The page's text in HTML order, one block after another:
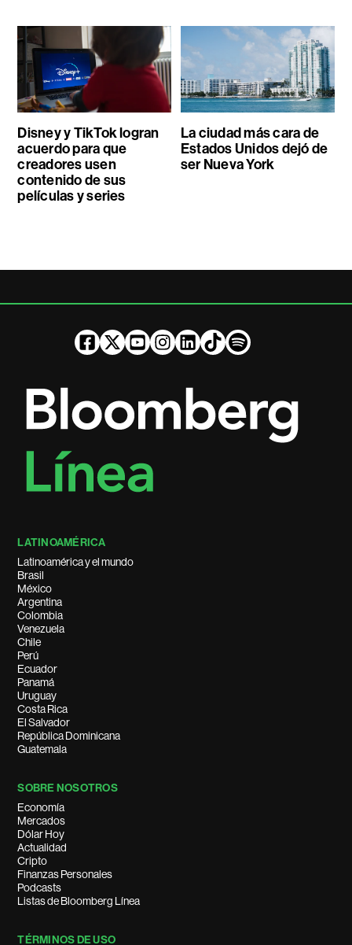
Disney y TikTok logran
acuerdo para que
creadores usen
contenido de sus
películas y series
La ciudad más cara de
Estados Unidos dejó de
ser Nueva York
LATINOAMÉRICA
Latinoamérica y el mundo
Brasil
México
Argentina
Colombia
Venezuela
Chile
Perú
Ecuador
Panamá
Uruguay
Costa Rica
El Salvador
República Dominicana
Guatemala
SOBRE NOSOTROS
Economía
Mercados
Dólar Hoy
Actualidad
Cripto
Finanzas Personales
Podcasts
Listas de Bloomberg Línea
TÉRMINOS DE USO